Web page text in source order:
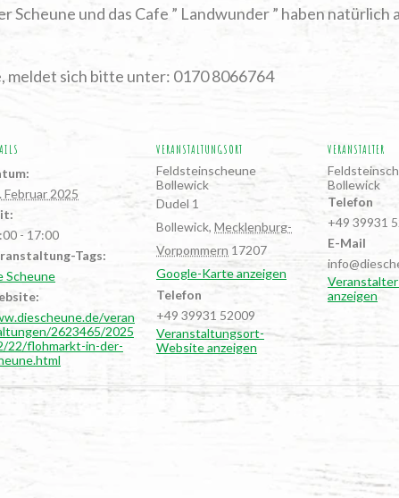
und das Cafe ” Land­wun­der ” haben natür­lich
mel­det sich bit­te unter: 0170 8066764
Februar 2025
- 17:00
Tags:
Scheune
veran
2623465/2025
22/flohmarkt-in-der-
VERANSTALTUNGSORT
Feld­stein­scheu­ne
Bollewick
Dudel 1
Bollewick, Mecklenburg-
Vorpommern 17207
Google-Karte anzeigen
Telefon
+49 39931 52009
Veranstaltungsort-
Website anzeigen
VERANSTALTER
Bollewick
Telefon
+49 39931
E-Mail
anzeigen